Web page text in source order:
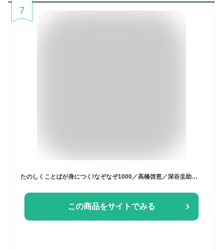
7
たのしくことばが身につく!なぞなぞ1000／高橋啓恵／深谷圭助【3000円以上送料無料】
この商品をサイトでみる